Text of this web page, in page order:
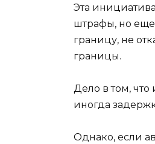
Эта
штрафы, но
границу, не
границы.
Дело в том, что
иногда
Однако, если